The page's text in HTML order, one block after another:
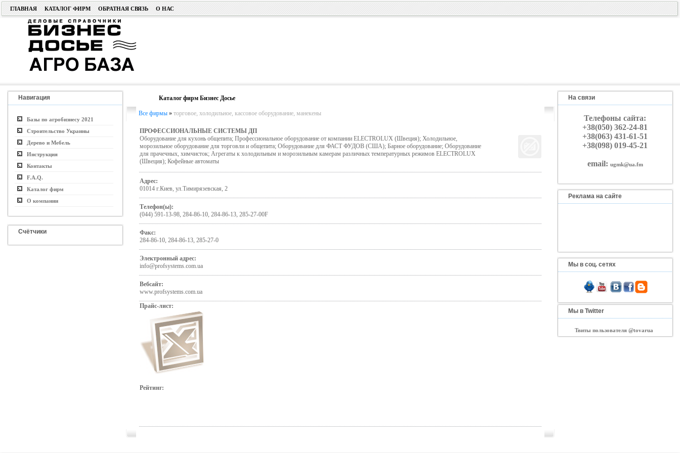
ГЛАВНАЯ КАТАЛОГ ФИРМ ОБРАТНАЯ СВЯЗЬ О НАС
Навигация
Базы по агробизнесу 2021
Строительство Украины
Дерево и Мебель
Инструкция
Контакты
F.A.Q.
Каталог фирм
О компании
Счётчики
Каталог фирм Бизнес Досье
Все фирмы» торговое, холодильное, кассовое оборудование, манекены
ПРОФЕССИОНАЛЬНЫЕ СИСТЕМЫ ДП
Оборудование для кухонь общепита; Профессиональное оборудование от компании ELECTROLUX (Швеция); Холодильное,
морозильное оборудование для торговли и общепита; Оборудование для ФАСТ ФУДОВ (США); Барное оборудование; Оборудование
для прачечных, химчисток; Агрегаты к холодильным и морозильным камерам различных температурных режимов ELECTROLUX
(Швеция); Кофейные автоматы
Адрес:
01014 г.Киев, ул.Тимирязевская, 2
Телефон(ы):
(044) 591-13-98, 284-86-10, 284-86-13, 285-27-00F
Факс:
284-86-10, 284-86-13, 285-27-0
Электронный адрес:
info@profsystems.com.ua
Вебсайт:
www.profsystems.com.ua
Прайс-лист:
Рейтинг:
На связи
Телефоны сайта:
+38(050) 362-24-81
+38(063) 431-61-51
+38(098) 019-45-21
email: ugmk@ua.fm
Реклама на сайте
Мы в соц. сетях
Мы в Twitter
Твиты пользователя @tovarua